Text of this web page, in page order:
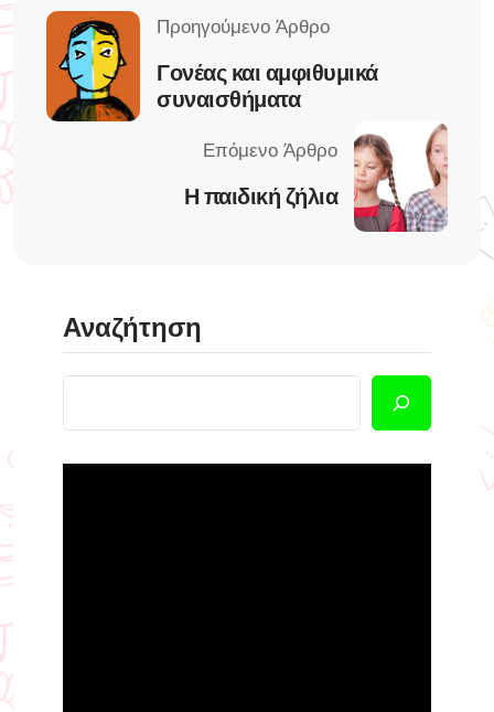
Γονέας και αμφιθυμικά
συναισθήματα
Η παιδική ζήλια
Αναζήτηση